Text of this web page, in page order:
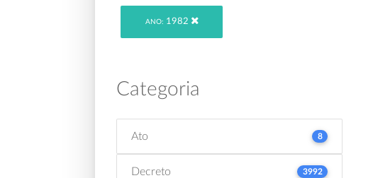
ANO: 1982
Categoria
Ato 8
Decreto 3992